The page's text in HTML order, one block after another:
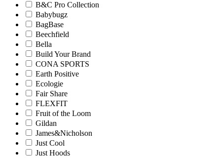
B&C Pro Collection
Babybugz
BagBase
Beechfield
Bella
Build Your Brand
CONA SPORTS
Earth Positive
Ecologie
Fair Share
FLEXFIT
Fruit of the Loom
Gildan
James&Nicholson
Just Cool
Just Hoods